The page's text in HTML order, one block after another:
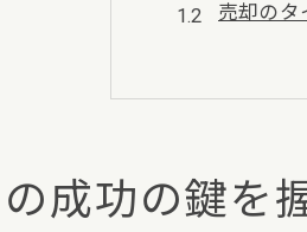
売却のタ
必要書
物件の状
プロのア
不動産売却
成功の鍵を